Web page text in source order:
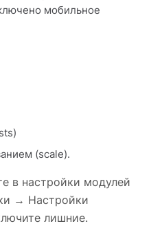
мобильное
(scale).
в настройки модулей
→ Настройки
лишние.